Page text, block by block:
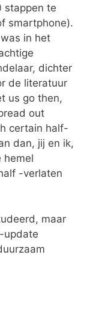
stappen te
smartphone).
in het
dichter
de literatuur
us go then,
out
certain half-
dan, jij en ik,
hemel
-verlaten
maar
update